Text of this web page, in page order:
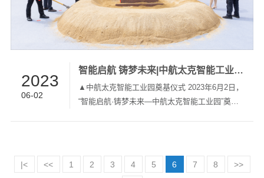
2023
06-02
智能启航 铸梦未来|中航太克智能工业园开工奠基
▲中航太克智能工业园奠基仪式 2023年6月2日，
“智能启航·铸梦未来—中航太克智能工业园”奠基
信局企业服务中心主任周孝龙，海沧区建交局二
级调研员李德，新阳街道党工委委员、办事处副
|< << 1 2 3 4 5 6 7 8 >>